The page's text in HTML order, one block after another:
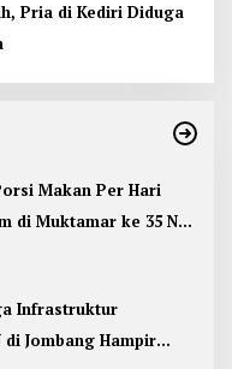
Pria di Kediri Diduga
Makan Per Hari
di Muktamar ke 35 NU
Infrastruktur
Jombang Hampir